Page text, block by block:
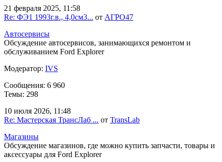
21 февраля 2025, 11:58
Re: ФЭ1 1993г.в., 4,0см3... от АГРО47
Автосервисы
Обсуждение автосервисов, занимающихся ремонтом и
обслуживанием Ford Explorer
Модератор: IVS
Сообщения: 6 960
Темы: 298
10 июля 2026, 11:48
Re: Мастерская ТрансЛаб ... от TransLab
Магазины
Обсуждение магазинов, где можно купить запчасти, товары и
аксессуары для Ford Explorer